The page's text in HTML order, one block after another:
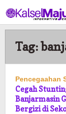
ke
konten
Tag:
Pencegaahan
Cegah
Banjarmasin
Bergizi di